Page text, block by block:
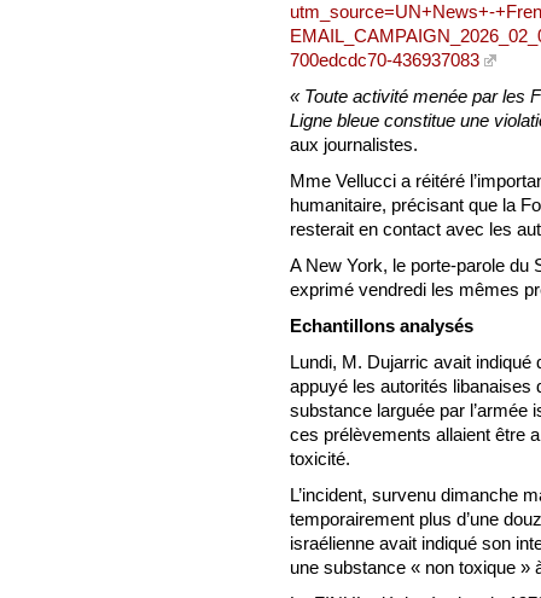
utm_source=UN+News+-
700edcdc70-436937083
« Toute activité menée par les
Ligne bleue constitue une
aux journalistes.
Mme Vellucci a réitéré
humanitaire, précisant que la
resterait en contact avec les
A New York, le porte-parole du
exprimé vendredi les mêmes
Echantillons analysés
Lundi, M. Dujarric avait
appuyé les autorités libanaises
substance larguée par l’armée
ces prélèvements allaient être
toxicité.
L’incident, survenu dimanche
temporairement plus d’une
israélienne avait indiqué son
une substance « non toxique »